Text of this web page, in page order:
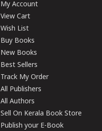
My Account
View Cart
Wish List
Buy Books
New Books
Best Sellers
Track My Order
All Publishers
All Authors
Sell On Kerala Book Store
Publish your E-Book